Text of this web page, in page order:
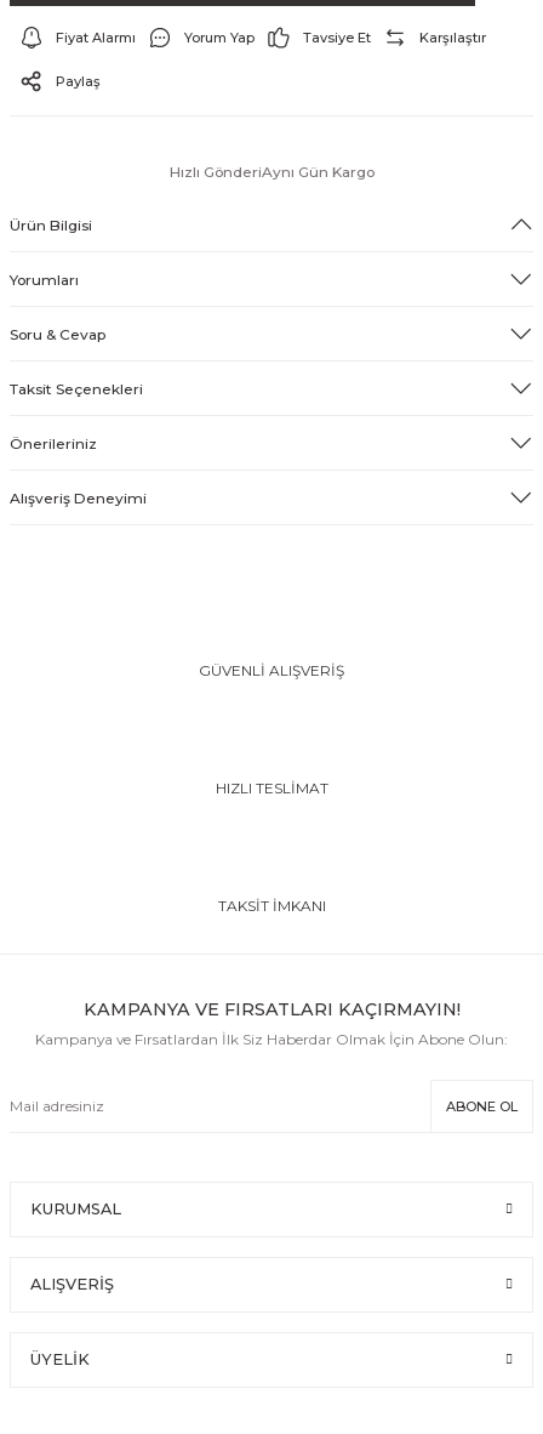
ve Şort
Fiyat Alarmı Yorum Yap Tavsiye Et Karşılaştır
Paylaş
Hızlı GönderiAynı Gün Kargo
Ürün Bilgisi
Yorumları
Soru & Cevap
Taksit Seçenekleri
Önerileriniz
Alışveriş Deneyimi
GÜVENLİ ALIŞVERİŞ
HIZLI TESLİMAT
TAKSİT İMKANI
KAMPANYA VE FIRSATLARI KAÇIRMAYIN!
Kampanya ve Fırsatlardan İlk Siz Haberdar Olmak İçin Abone Olun:
ABONE OL
KURUMSAL
ALIŞVERİŞ
ÜYELİK